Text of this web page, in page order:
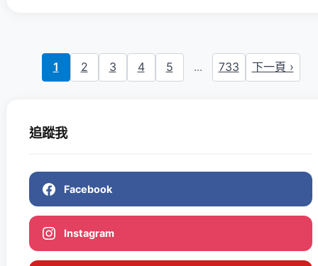
1 2 3 4 5 ... 733 下一頁 ›
追蹤我
Facebook
Instagram